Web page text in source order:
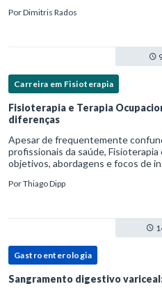
patofisiológico, e não c
PorDimitris Rados
Carreira em Fisioterapia
Fisioterapia e Terapia
diferenças
Apesar de frequentemente
profissionais da saúde,
objetivos, abordagens e focos de
PorThiago Dipp
Gastroenterologia
Sangramento digestivo